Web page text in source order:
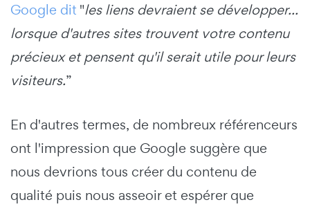
Google dit "les liens devraient se développer...
lorsque d'autres sites trouvent votre contenu
précieux et pensent qu'il serait utile pour leurs
visiteurs.”
En d'autres termes, de nombreux référenceurs
ont l'impression que Google suggère que
nous devrions tous créer du contenu de
qualité puis nous asseoir et espérer que